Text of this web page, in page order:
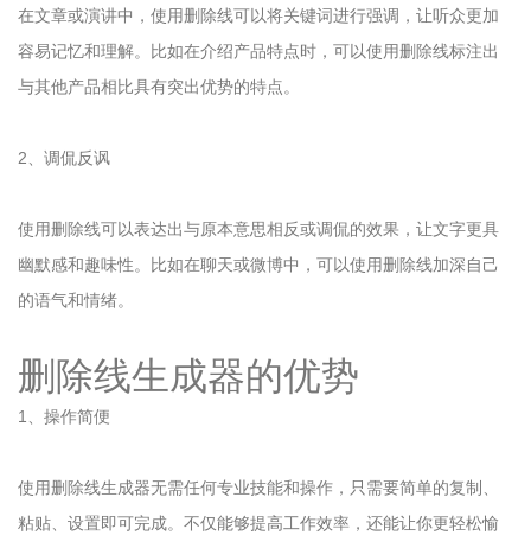
在文章或演讲中，使用删除线可以将关键词进行强调，让听众更加
容易记忆和理解。比如在介绍产品特点时，可以使用删除线标注出
与其他产品相比具有突出优势的特点。
2、调侃反讽
使用删除线可以表达出与原本意思相反或调侃的效果，让文字更具
幽默感和趣味性。比如在聊天或微博中，可以使用删除线加深自己
的语气和情绪。
删除线生成器的优势
1、操作简便
使用删除线生成器无需任何专业技能和操作，只需要简单的复制、
粘贴、设置即可完成。不仅能够提高工作效率，还能让你更轻松愉